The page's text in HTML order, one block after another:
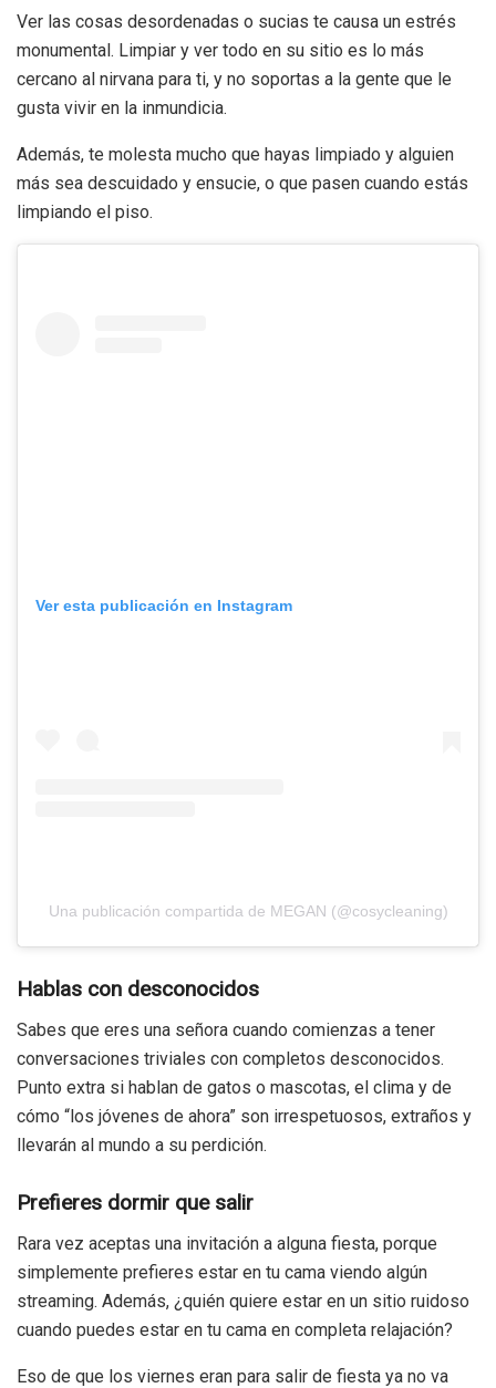
Ver las cosas desordenadas o sucias te causa un estrés
monumental. Limpiar y ver todo en su sitio es lo más
cercano al nirvana para ti, y no soportas a la gente que le
gusta vivir en la inmundicia.
Además, te molesta mucho que hayas limpiado y alguien
más sea descuidado y ensucie, o que pasen cuando estás
limpiando el piso.
Ver esta publicación en Instagram
Una publicación compartida de MEGAN (@cosycleaning)
Hablas con desconocidos
Sabes que eres una señora cuando comienzas a tener
conversaciones triviales con completos desconocidos.
Punto extra si hablan de gatos o mascotas, el clima y de
cómo “los jóvenes de ahora” son irrespetuosos, extraños y
llevarán al mundo a su perdición.
Prefieres dormir que salir
Rara vez aceptas una invitación a alguna fiesta, porque
simplemente prefieres estar en tu cama viendo algún
streaming. Además, ¿quién quiere estar en un sitio ruidoso
cuando puedes estar en tu cama en completa relajación?
Eso de que los viernes eran para salir de fiesta ya no va